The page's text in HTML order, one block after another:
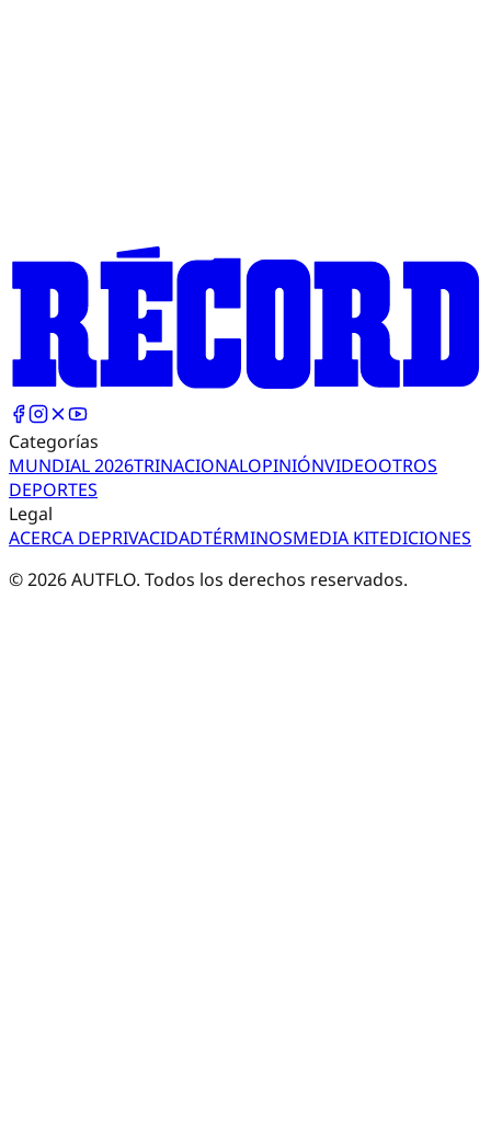
Categorías
MUNDIAL 2026TRINACIONALOPINIÓNVIDEOOTROS
DEPORTES
Legal
ACERCA DEPRIVACIDADTÉRMINOSMEDIA KITEDICIONES
©2026AUTFLO. Todos los derechos reservados.